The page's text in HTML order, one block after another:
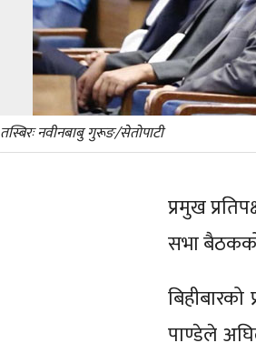
तस्बिरः नवीनबाबु गुरूङ/सेतोपाटी
प्रमुख
सभा
पाण्डेले